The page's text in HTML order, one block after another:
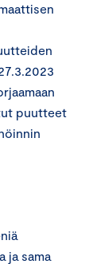
puutteet
ja sama